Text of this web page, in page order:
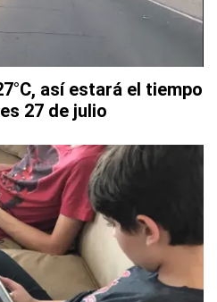
así estará el tiempo
27 de julio